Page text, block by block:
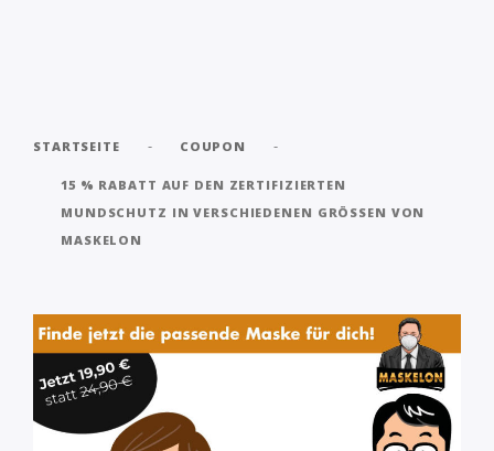
STARTSEITE - COUPON -
15 % RABATT AUF DEN ZERTIFIZIERTEN
MUNDSCHUTZ IN VERSCHIEDENEN GRÖSSEN VON M
ASKELON